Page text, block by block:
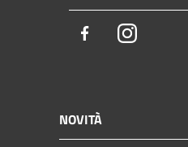
FacebookInstagram
NOVITÀ